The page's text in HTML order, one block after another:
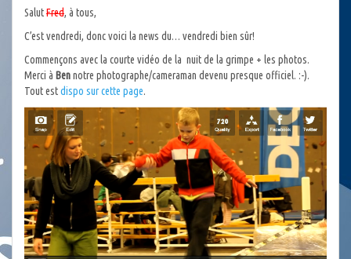
SalutFred, à tous,
C’est vendredi, donc voici la news du… vendredi bien sûr!
Commençons avec la courte vidéo de la nuit de la grimpe + les photos.
Merci à Bennotre photographe/cameraman devenu presque officiel. :-).
Tout estdispo sur cette page.